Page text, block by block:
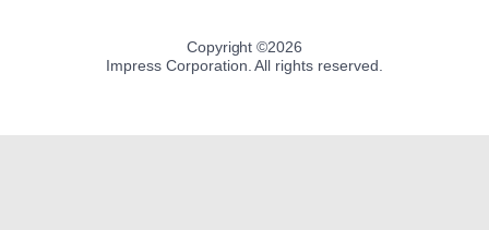
Copyright ©2026
Impress Corporation. All rights reserved.